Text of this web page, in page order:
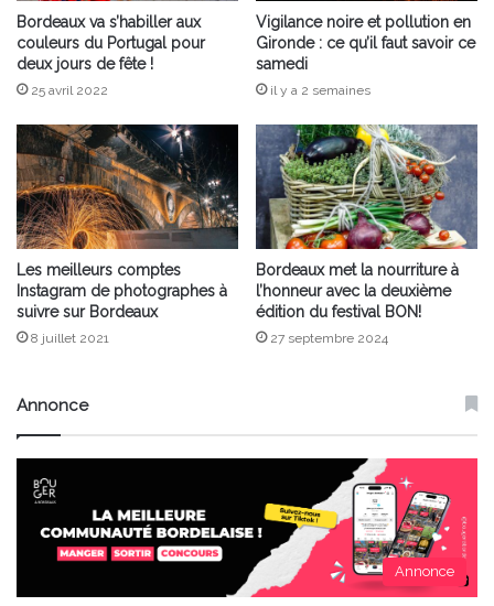
Bordeaux va s’habiller aux
couleurs du Portugal pour
deux jours de fête !
25 avril 2022
Vigilance noire et pollution en
Gironde : ce qu’il faut savoir ce
samedi
il y a 2 semaines
Les meilleurs comptes
Instagram de photographes à
suivre sur Bordeaux
8 juillet 2021
Bordeaux met la nourriture à
l’honneur avec la deuxième
édition du festival BON!
27 septembre 2024
Annonce
Annonce